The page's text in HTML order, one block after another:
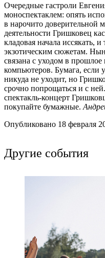
Очередные гастроли
моноспектаклем: опять
в нарочито доверительной
деятельности Гришковец
кладовая начала иссякать,
экзотическим сюжетам.
связана с уходом в
компьютеров. Бумага, если
никуда не уходит, но
срочно попрощаться и с
спектакль-концерт
покупайте бумажные.
Опубликовано 18 февраля
Другие события